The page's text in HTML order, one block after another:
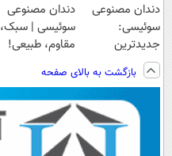
دندان مصنوعی
سوئیسی:
جدیدترین
فناوری اروپا،
سبک و مقاوم |
پرداخت قسطی
دندان مصنوعی
سوئیسی | سبک،
مقاوم، طبیعی!
رایگان+پرداخت
اقساطی😍
بازگشت به بالای صفحه